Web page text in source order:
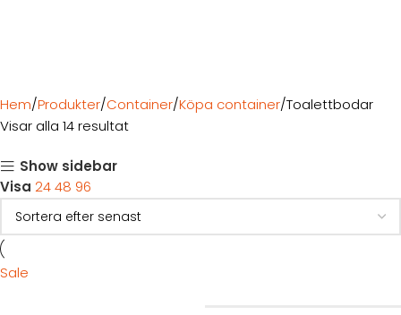
Hem Produkter Container Köpa container Toalettbodar
Visar alla 14 resultat
Show sidebar
Visa 2448 96
Sale